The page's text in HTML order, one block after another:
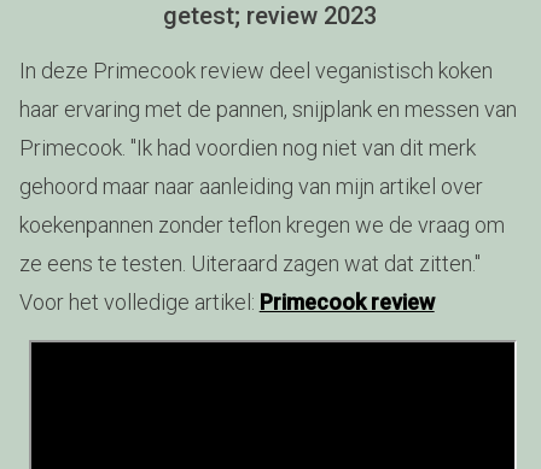
getest; review 2023
In deze Primecook review deel veganistisch koken
haar ervaring met de pannen, snijplank en messen van
Primecook. "Ik had voordien nog niet van dit merk
gehoord maar naar aanleiding van mijn artikel over
koekenpannen zonder teflon kregen we de vraag om
ze eens te testen. Uiteraard zagen wat dat zitten."
Voor het volledige artikel: Primecook review